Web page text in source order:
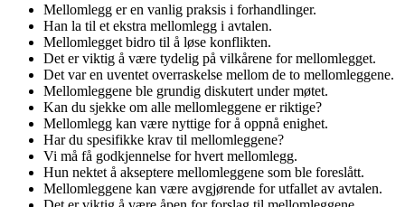
Mellomlegg er en vanlig praksis i forhandlinger.
Han la til et ekstra mellomlegg i avtalen.
Mellomlegget bidro til å løse konflikten.
Det er viktig å være tydelig på vilkårene for mellomlegget.
Det var en uventet overraskelse mellom de to mellomleggene.
Mellomleggene ble grundig diskutert under møtet.
Kan du sjekke om alle mellomleggene er riktige?
Mellomlegg kan være nyttige for å oppnå enighet.
Har du spesifikke krav til mellomleggene?
Vi må få godkjennelse for hvert mellomlegg.
Hun nektet å akseptere mellomleggene som ble foreslått.
Mellomleggene kan være avgjørende for utfallet av avtalen.